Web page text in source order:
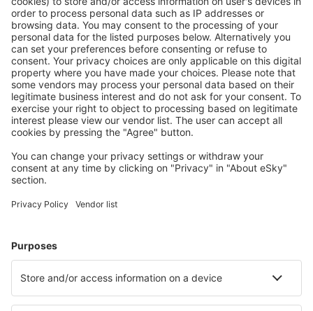
Mykonos Airport (JMK)
Mitylena Intl Airport (MJT)
Naxos Island Airport (JNX)
Volos Nea Anchialos (VOL)
Paros Airport (PAS)
Preveza Lefkada Aktion (PVK)
Santorini Kamari (JTR)
Sitia Airport (JSH)
Skyros Airport (SKU)
Syros Airport (JSY)